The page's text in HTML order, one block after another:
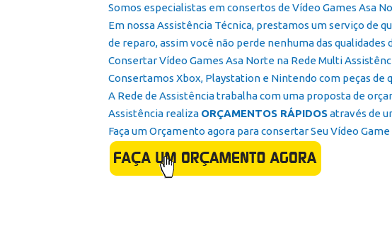
Somos especialistas em consertos de Vídeo Games Asa
Em nossa Assistência Técnica, prestamos um serviço de
de reparo, assim você não perde nenhuma das qualidades
Consertar Vídeo Games Asa Norte na Rede Multi
Consertamos Xbox, Playstation e Nintendo com peças de
A Rede de Assistência trabalha com uma proposta de
Assistência realiza ORÇAMENTOS RÁPIDOSatravés de
Faça um Orçamento agora para consertar Seu Vídeo